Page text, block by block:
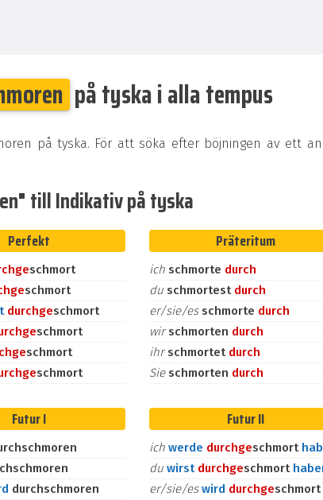
på tyska i alla tempus
på tyska. För att söka efter böjningen av ett
till Indikativ på tyska
Perfekt
geschmort
geschmort
durchgeschmort
geschmort
geschmort
geschmort
Präteritum
ich schmorte durch
du schmortest durch
er/sie/es schmorte durch
wirschmorten durch
ihrschmortet durch
Sie schmorten durch
Futur I
durchschmoren
Futur II
ich werde durchgeschmort
du wirst durchgeschmort
er/sie/eswird durchgeschmort